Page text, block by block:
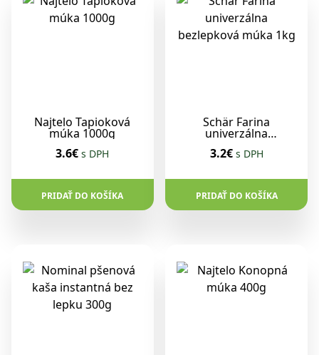
Najtelo Tapioková
múka 1000g
3.6€ s DPH
PRIDAŤ DO KOŠÍKA
Schär Farina
univerzálna
bezlepková múka 1kg
3.2€ s DPH
PRIDAŤ DO KOŠÍKA